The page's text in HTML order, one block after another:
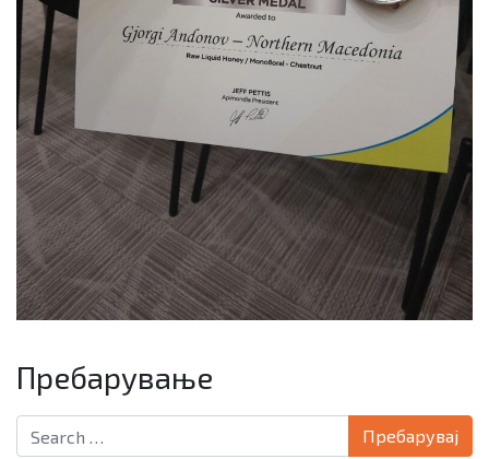
Пребарување
Search for: